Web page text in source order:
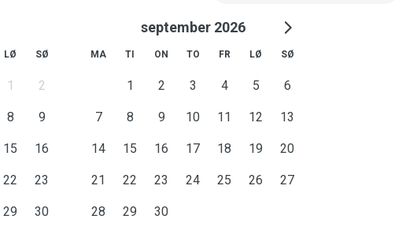
LØ SØ
1 2
8 9
15 16
22 23
29 30
september 2026
MA TI ON TO FR LØ SØ
1 2 3 4 5 6
7 8 9 10 11 12 13
14 15 16 17 18 19 20
21 22 23 24 25 26 27
28 29 30